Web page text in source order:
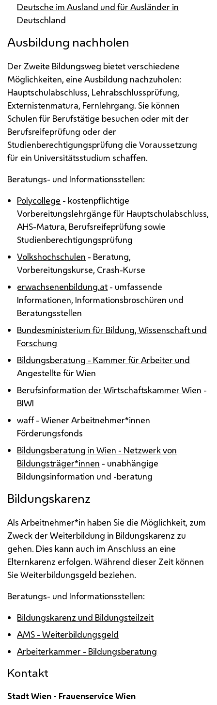
Deutsche im Ausland und für Ausländer in
Deutschland
Ausbildung nachholen
Der Zweite Bildungsweg bietet verschiedene
Möglichkeiten, eine Ausbildung nachzuholen:
Hauptschulabschluss, Lehrabschlussprüfung,
Externistenmatura, Fernlehrgang. Sie können
Schulen für Berufstätige besuchen oder mit der
Berufsreifeprüfung oder der
Studienberechtigungsprüfung die Voraussetzung
für ein Universitätsstudium schaffen.
Beratungs- und Informationsstellen:
Polycollege - kostenpflichtige
Vorbereitungslehrgänge für Hauptschulabschluss,
AHS-Matura, Berufsreifeprüfung sowie
Studienberechtigungsprüfung
Volkshochschulen - Beratung,
Vorbereitungskurse, Crash-Kurse
erwachsenenbildung.at - umfassende
Informationen, Informationsbroschüren und
Beratungsstellen
Bundesministerium für Bildung, Wissenschaft und
Forschung
Bildungsberatung - Kammer für Arbeiter und
Angestellte für Wien
Berufsinformation der Wirtschaftskammer Wien -
BIWI
waff- Wiener Arbeitnehmer*innen
Förderungsfonds
Bildungsberatung in Wien - Netzwerk von
Bildungsträger*innen - unabhängige
Bildungsinformation und -beratung
Bildungskarenz
Als Arbeitnehmer*in haben Sie die Möglichkeit, zum
Zweck der Weiterbildung in Bildungskarenz zu
gehen. Dies kann auch im Anschluss an eine
Elternkarenz erfolgen. Während dieser Zeit können
Sie Weiterbildungsgeld beziehen.
Beratungs- und Informationsstellen:
Bildungskarenz und Bildungsteilzeit
AMS - Weiterbildungsgeld
Arbeiterkammer - Bildungsberatung
Kontakt
Stadt Wien - Frauenservice Wien